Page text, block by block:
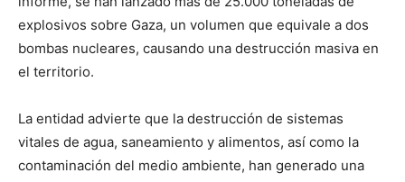
explosivos sobre Gaza, un volumen que equivale a dos
bombas nucleares, causando una destrucción masiva en
el territorio.
La entidad advierte que la destrucción de sistemas
vitales de agua, saneamiento y alimentos, así como la
contaminación del medio ambiente, han generado una